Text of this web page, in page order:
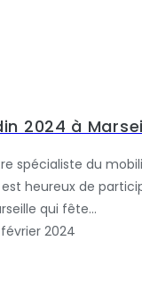
2024 à
spécialiste du
heureux de
qui fête...
2024